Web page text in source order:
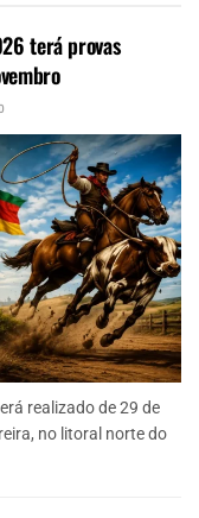
terá provas
realizado de 29 de
no litoral norte do